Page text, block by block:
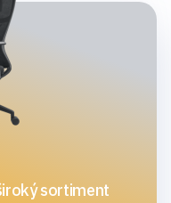
sortiment